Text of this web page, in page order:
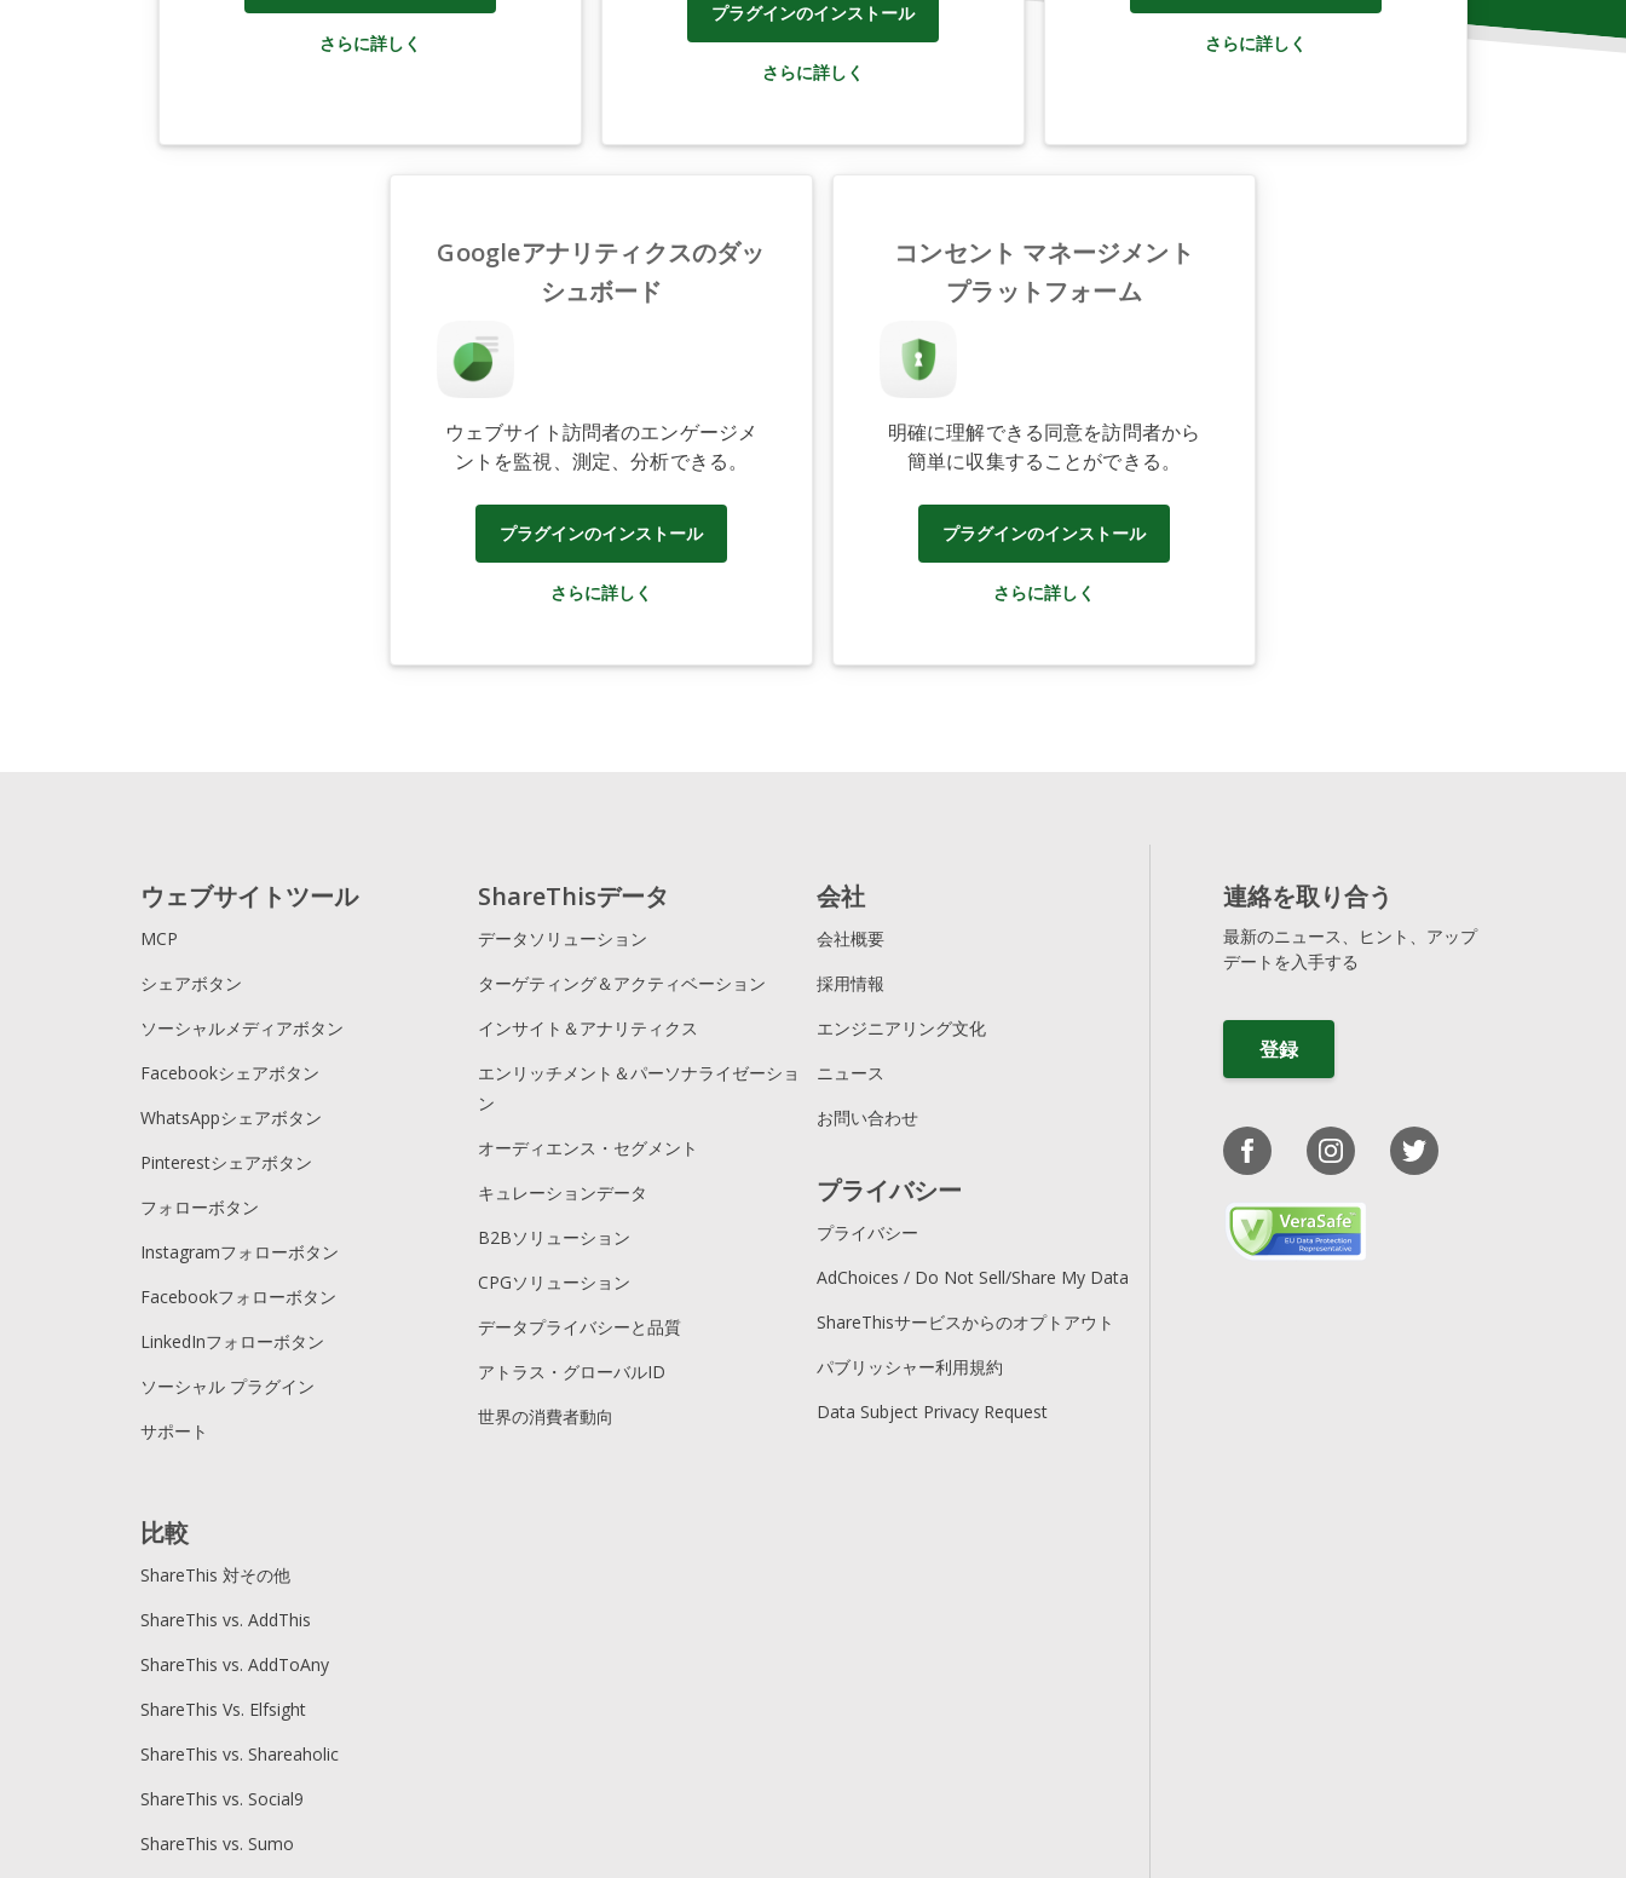
さらに詳しく
プラグインのインストール
さらに詳しく
さらに詳しく
Googleアナリティクスのダッ
シュボード
ウェブサイト訪問者のエンゲージメ
ントを監視、測定、分析できる。
プラグインのインストール
さらに詳しく
コンセント マネージメント
プラットフォーム
明確に理解できる同意を訪問者から
簡単に収集することができる。
プラグインのインストール
さらに詳しく
ウェブサイトツール
MCP
シェアボタン
ソーシャルメディアボタン
Facebookシェアボタン
WhatsAppシェアボタン
Pinterestシェアボタン
フォローボタン
Instagramフォローボタン
Facebookフォローボタン
LinkedInフォローボタン
ソーシャル プラグイン
サポート
ShareThisデータ
データソリューション
ターゲティング＆アクティベーション
インサイト＆アナリティクス
エンリッチメント＆パーソナライゼーショ
ン
オーディエンス・セグメント
キュレーションデータ
B2Bソリューション
CPGソリューション
データプライバシーと品質
アトラス・グローバルID
世界の消費者動向
会社
会社概要
採用情報
エンジニアリング文化
ニュース
お問い合わせ
プライバシー
プライバシー
AdChoices / Do Not Sell/Share My Data
ShareThisサービスからのオプトアウト
パブリッシャー利用規約
Data Subject Privacy Request
比較
ShareThis 対その他
ShareThis vs. AddThis
ShareThis vs. AddToAny
ShareThis Vs. Elfsight
ShareThis vs. Shareaholic
ShareThis vs. Social9
ShareThis vs. Sumo
連絡を取り合う
最新のニュース、ヒント、アップ
デートを入手する
登録